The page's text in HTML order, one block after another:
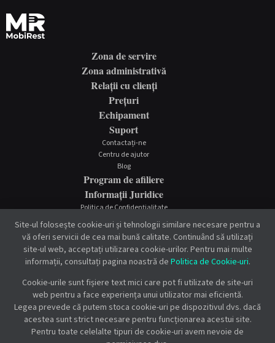
Zona de servire
Zona administrativă
Relații cu clienți
Prețuri
Echipament
Suport
Contactați-ne
Centru de ajutor
Blog
Program de afiliere
Informații Juridice
Politica de Confidențialitate
Termenii și Condiții
Politica de Cookie-uri
Site-ul folosește cookie-uri și tehnologii similare necesare pentru a
vă oferi servicii de cea mai bună calitate. Continuând să utilizați
site-ul web, acceptați utilizarea cookie-urilor. Pentru mai multe
informații, consultați pagina noastră de Politica de Cookie-uri.
Cookie-urile sunt fișiere text mici care pot fi utilizate de site-uri
web pentru a face experiența unui utilizator mai eficientă.
Legea prevede că putem stoca cookie-uri pe dispozitivul dvs. dacă
acestea sunt strict necesare pentru funcționarea acestui site.
Pentru toate celelalte tipuri de cookie-uri avem nevoie de